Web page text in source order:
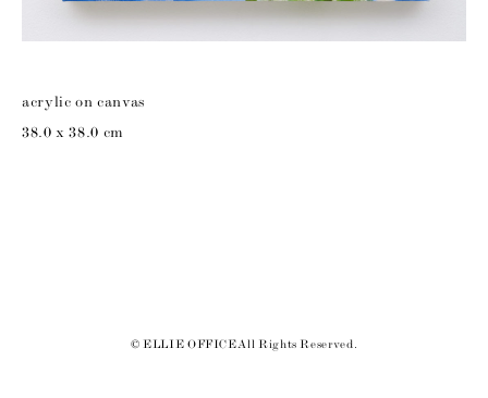
acrylic on canvas
38.0 x 38.0 cm
© ELLIE OFFICE All Rights Reserved.